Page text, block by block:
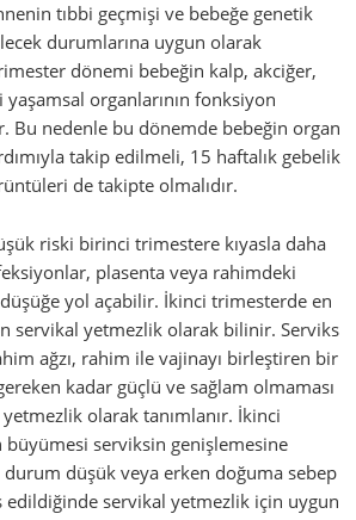
tıbbi geçmişi ve bebeğe genetik
durumlarına uygun olarak
dönemi bebeğin kalp, akciğer,
organlarının fonksiyon
Bu nedenle bu dönemde bebeğin organ
takip edilmeli, 15 haftalık gebelik
de takipte olmalıdır.
riski birinci trimestere kıyasla daha
plasenta veya rahimdeki
yol açabilir. İkinci trimesterde en
servikal yetmezlik olarak bilinir. Serviks
ağzı, rahim ile vajinayı birleştiren bir
kadar güçlü ve sağlam olmaması
olarak tanımlanır. İkinci
serviksin genişlemesine
düşük veya erken doğuma sebep
edildiğinde servikal yetmezlik için uygun